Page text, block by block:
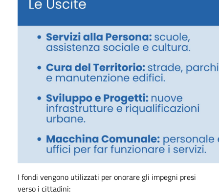
I fondi vengono utilizzati per onorare gli impegni presi
verso i cittadini: